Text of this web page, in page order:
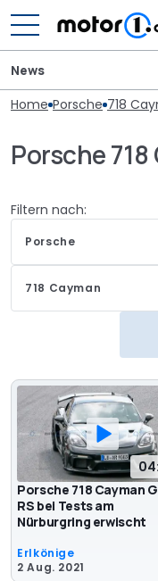
News
Home Porsche 718
Porsche
Filtern nach:
Porsche
718 Cayman
Porsche 718 Cayman
RS bei Tests am
Nürburgring erwischt
Erlkönige
2 Aug. 2021